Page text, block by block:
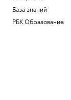
База знаний
РБК Образование